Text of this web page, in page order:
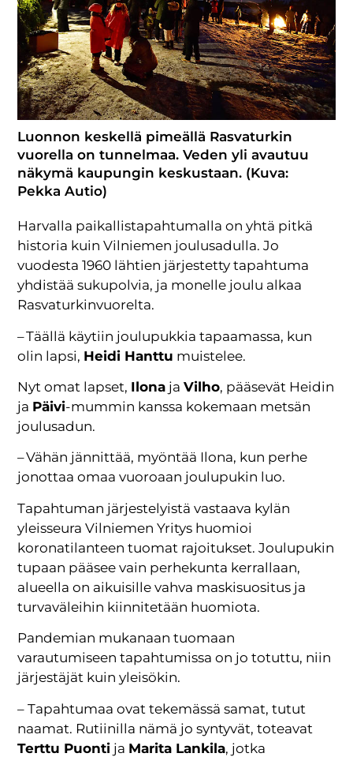
Luonnon keskellä pimeällä Rasvaturkin
vuorella on tunnelmaa. Veden yli avautuu
näkymä kaupungin keskustaan. (Kuva:
Pekka Autio)
Harvalla paikallistapahtumalla on yhtä pitkä
historia kuin Vilniemen joulusadulla. Jo
vuodesta 1960 lähtien järjestetty tapahtuma
yhdistää sukupolvia, ja monelle joulu alkaa
Rasvaturkinvuorelta.
– Täällä käytiin joulupukkia tapaamassa, kun
olin lapsi, Heidi Hanttu muistelee.
Nyt omat lapset, Ilona jaVilho, pääsevät Heidin
ja Päivi-mummin kanssa kokemaan metsän
joulusadun.
– Vähän jännittää, myöntää Ilona, kun perhe
jonottaa omaa vuoroaan joulupukin luo.
Tapahtuman järjestelyistä vastaava kylän
yleisseura Vilniemen Yritys huomioi
koronatilanteen tuomat rajoitukset. Joulupukin
tupaan pääsee vain perhekunta kerrallaan,
alueella on aikuisille vahva maskisuositus ja
turvaväleihin kiinnitetään huomiota.
Pandemian mukanaan tuomaan
varautumiseen tapahtumissa on jo totuttu, niin
järjestäjät kuin yleisökin.
– Tapahtumaa ovat tekemässä samat, tutut
naamat. Rutiinilla nämä jo syntyvät, toteavat
Terttu Puonti ja Marita Lankila, jotka